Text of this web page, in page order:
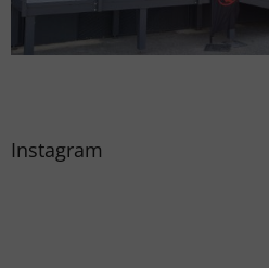
Instagram